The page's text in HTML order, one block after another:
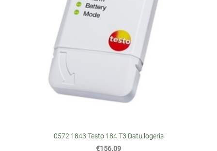
0572 1843 Testo 184 T3 Datu logeris
€156.09